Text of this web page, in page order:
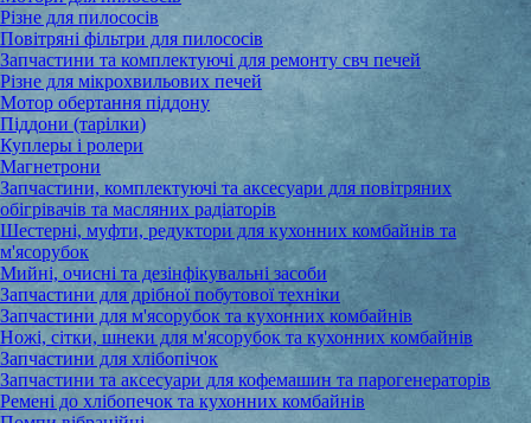
Різне для пилососів
Повітряні фільтри для пилососів
Запчастини та комплектуючі для ремонту свч печей
Різне для мікрохвильових печей
Мотор обертання піддону
Піддони (тарілки)
Куплеры і ролери
Магнетрони
Запчастини, комплектуючі та аксесуари для повітряних
обігрівачів та масляних радіаторів
Шестерні, муфти, редуктори для кухонних комбайнів та
м'ясорубок
Мийні, очисні та дезінфікувальні засоби
Запчастини для дрібної побутової техніки
Запчастини для м'ясорубок та кухонних комбайнів
Ножі, сітки, шнеки для м'ясорубок та кухонних комбайнів
Запчастини для хлібопічок
Запчастини та аксесуари для кофемашин та парогенераторів
Ремені до хлібопечок та кухонних комбайнів